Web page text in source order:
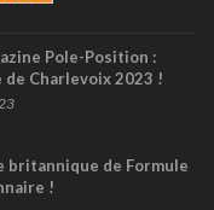
Pole-Position :
Charlevoix 2023 !
britannique de Formule
!